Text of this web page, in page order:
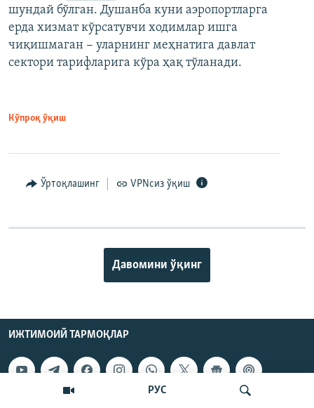
РУС
шундай бўлган. Душанба куни аэропортларга
ерда хизмат кўрсатувчи ходимлар ишга
чиқишмаган − уларнинг меҳнатига давлат
сектори тарифларига кўра ҳақ тўланади.
Кўпроқ ўқиш
Ўртоқлашинг VPNсиз ўқиш
Давомини ўқинг
ИЖТИМОИЙ ТАРМОҚЛАР